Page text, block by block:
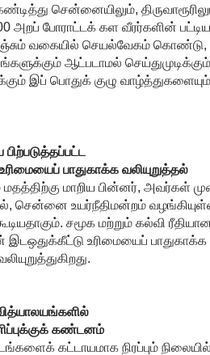
சென்னையிலும்,
அறப் போராட்டக் கள வீரர்களின்
வகையில் செயல்வேகம் கொண்டு,
ஆட்படாமல்
இப் பொதுக் குழு
பாதுகாக்க வலியுறுத்தல்
மாறிய பின்னர், அவர்கள்
சென்னை உயர்நீதிமன்றம்
சமூக மற்றும் கல்வி
உரிமையைப் பாதுகாக்க
கண்டனம்
கட்டாயமாக நிரப்பும்